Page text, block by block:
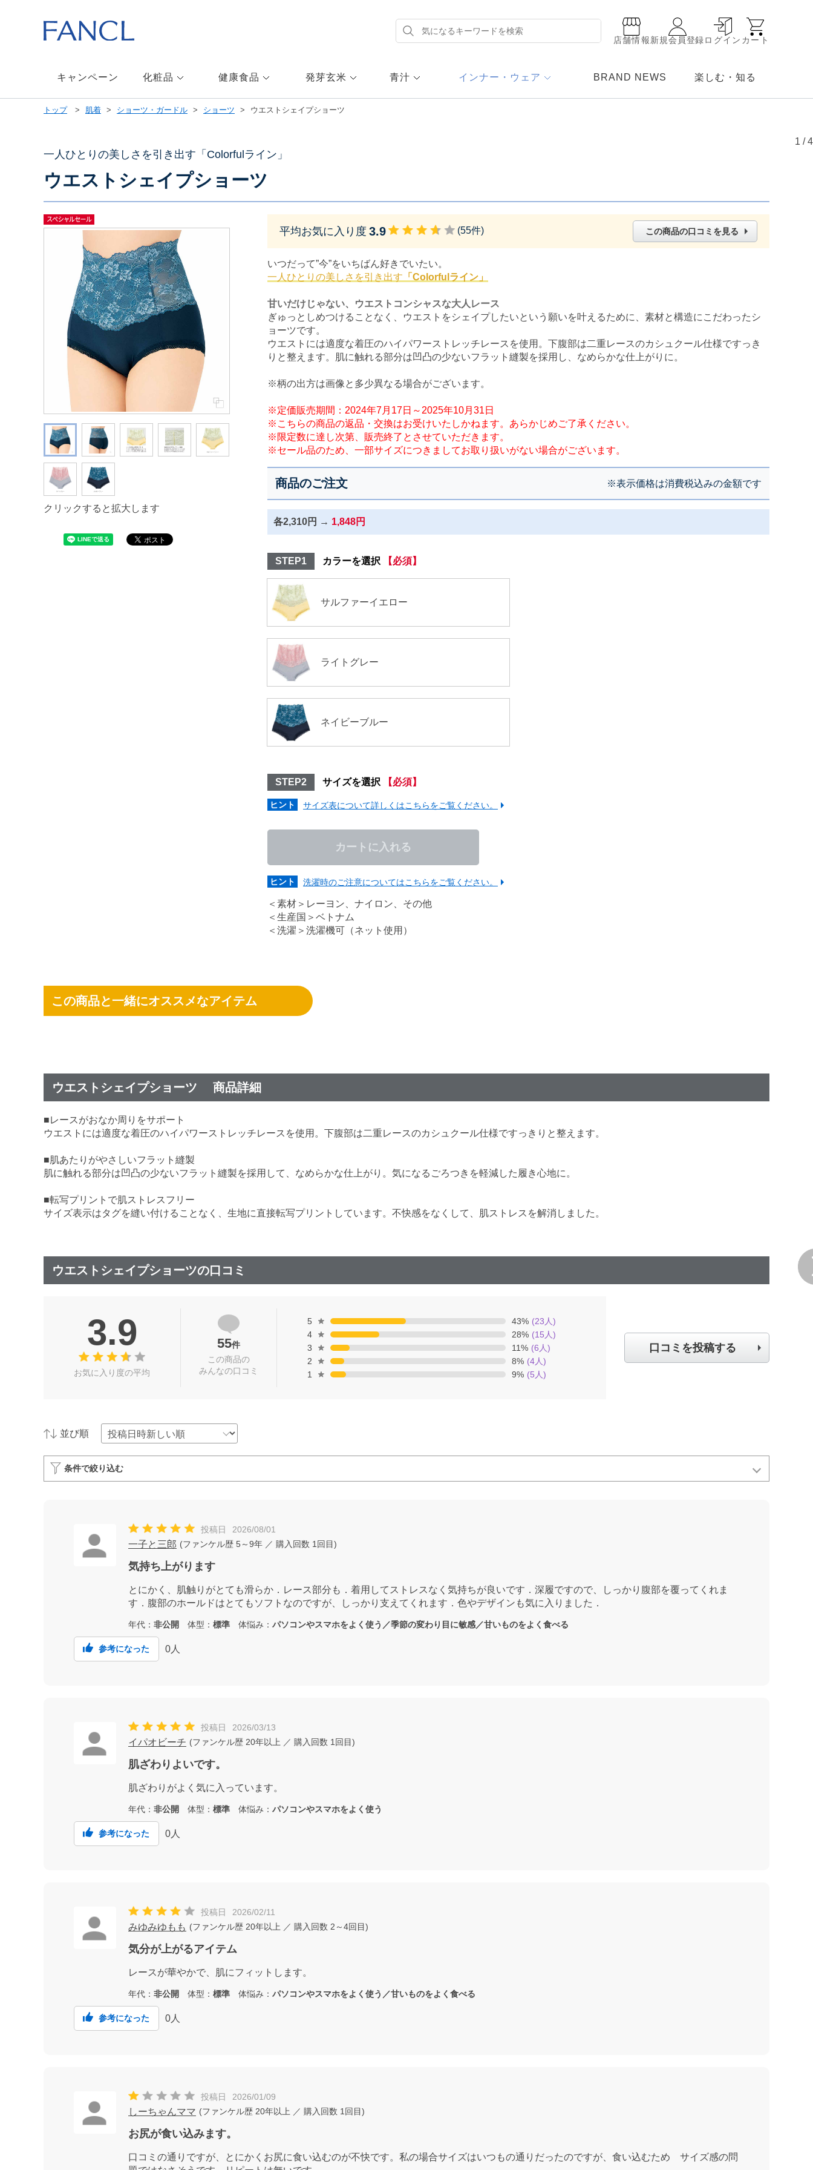
メ
店舗情報新規会員登録ログイン カート
キャンペーン 化粧品 健康食品 発芽玄米 青汁 インナー・ウェア BRAND NEWS 楽しむ・知る
トップ 肌着 ショーツ・ガードル ショーツ ウエストシェイプショーツ
一人ひとりの美しさを引き出す「Colorfulライン」
ウエストシェイプショーツ
クリックすると拡大します
平均お気に入り度 3.9 (55件) この商品の口コミを見る
いつだって”今”をいちばん好きでいたい。
一人ひとりの美しさを引き出す 「Colorfulライン」
甘いだけじゃない、ウエストコンシャスな大人レース
ぎゅっとしめつけることなく、ウエストをシェイプしたいという願いを叶えるために、素材と構造にこだわったシ
ョーツです。
ウエストには適度な着圧のハイパワーストレッチレースを使用。下腹部は二重レースのカシュクール仕様ですっき
りと整えます。肌に触れる部分は凹凸の少ないフラット縫製を採用し、なめらかな仕上がりに。
※柄の出方は画像と多少異なる場合がございます。
※定価販売期間：2024年7月17日～2025年10月31日
※こちらの商品の返品・交換はお受けいたしかねます。あらかじめご了承ください。
※限定数に達し次第、販売終了とさせていただきます。
※セール品のため、一部サイズにつきましてお取り扱いがない場合がございます。
商品のご注文 ※表示価格は消費税込みの金額です
各2,310円 → 1,848円
STEP1 カラーを選択 【必須】
サルファーイエロー
ライトグレー
ネイビーブルー
STEP2 サイズを選択 【必須】
ヒント サイズ表について詳しくはこちらをご覧ください。
カートに入れる
ヒント 洗濯時のご注意についてはこちらをご覧ください。
＜素材＞レーヨン、ナイロン、その他
＜生産国＞ベトナム
＜洗濯＞洗濯機可（ネット使用）
この商品と一緒にオススメなアイテム
1 /4
ウエストシェイプショーツ 商品詳細
■レースがおなか周りをサポート
ウエストには適度な着圧のハイパワーストレッチレースを使用。下腹部は二重レースのカシュクール仕様ですっきりと整えます。
■肌あたりがやさしいフラット縫製
肌に触れる部分は凹凸の少ないフラット縫製を採用して、なめらかな仕上がり。気になるごろつきを軽減した履き心地に。
■転写プリントで肌ストレスフリー
サイズ表示はタグを縫い付けることなく、生地に直接転写プリントしています。不快感をなくして、肌ストレスを解消しました。
ウエストシェイプショーツの口コミ
3.9
お気に入り度の平均
55件
この商品の
みんなの口コミ
5 43% (23 人)
4
28% (15 人)
3
11% (6 人)
2
8% (4人)
1
9% (5 人)
口コミを投稿する
並び順
条件で絞り込む
投稿日 2026/08/01
一子と三郎 (ファンケル歴 5～9年 ／ 購入回数 1回目)
気持ち上がります
とにかく、肌触りがとても滑らか．レース部分も．着用してストレスなく気持ちが良いです．深履ですので、しっかり腹部を覆ってくれま
す．腹部のホールドはとてもソフトなのですが、しっかり支えてくれます．色やデザインも気に入りました．
年代： 非公開 体型： 標準 体悩み： パソコンやスマホをよく使う／季節の変わり目に敏感／甘いものをよく食べる
参考になった 0 人
投稿日 2026/03/13
イパオビーチ (ファンケル歴 20年以上 ／ 購入回数 1回目)
肌ざわりよいです。
肌ざわりがよく気に入っています。
年代： 非公開 体型： 標準 体悩み： パソコンやスマホをよく使う
参考になった 0 人
投稿日 2026/02/11
みゆみゆもも (ファンケル歴 20年以上 ／ 購入回数 2～4回目)
気分が上がるアイテム
レースが華やかで、肌にフィットします。
年代： 非公開 体型： 標準 体悩み： パソコンやスマホをよく使う／甘いものをよく食べる
参考になった 0 人
投稿日 2026/01/09
しーちゃんママ (ファンケル歴 20年以上 ／ 購入回数 1回目)
お尻が食い込みます。
口コミの通りですが、とにかくお尻に食い込むのが不快です。私の場合サイズはいつもの通りだったのですが、食い込むため サイズ感の問